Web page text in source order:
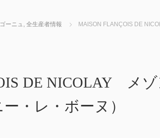
ーニュ , 全生産者情報
MAISON FLANÇOIS DE
DE NICOLAY メ
・レ・ボーヌ）